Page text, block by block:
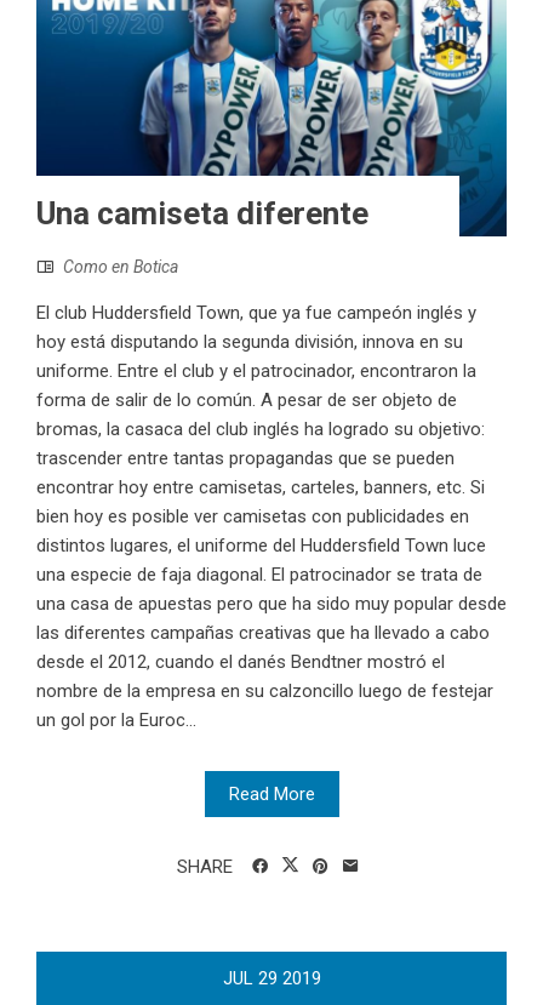
Una camiseta diferente
Como en Botica
El club Huddersfield Town, que ya fue campeón inglés y
hoy está disputando la segunda división, innova en su
uniforme. Entre el club y el patrocinador, encontraron la
forma de salir de lo común. A pesar de ser objeto de
bromas, la casaca del club inglés ha logrado su objetivo:
trascender entre tantas propagandas que se pueden
encontrar hoy entre camisetas, carteles, banners, etc. Si
bien hoy es posible ver camisetas con publicidades en
distintos lugares, el uniforme del Huddersfield Town luce
una especie de faja diagonal. El patrocinador se trata de
una casa de apuestas pero que ha sido muy popular desde
las diferentes campañas creativas que ha llevado a cabo
desde el 2012, cuando el danés Bendtner mostró el
nombre de la empresa en su calzoncillo luego de festejar
un gol por la Euroc...
Read More
SHARE
JUL 29 2019